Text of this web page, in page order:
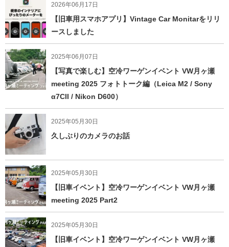
2026年06月17日
【旧車用スマホアプリ】Vintage Car Monitarをリリ
ースしました
2025年06月07日
【写真で楽しむ】空冷ワーゲンイベント VW月ヶ瀬
meeting 2025 フォトトーク編（Leica M2 / Sony
α7CII / Nikon D600）
2025年05月30日
久しぶりのカメラのお話
2025年05月30日
【旧車イベント】空冷ワーゲンイベント VW月ヶ瀬
meeting 2025 Part2
2025年05月30日
【旧車イベント】空冷ワーゲンイベント VW月ヶ瀬